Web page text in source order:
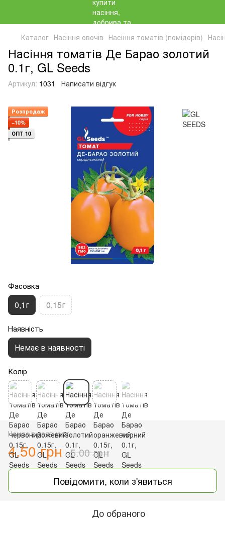
Каталог Насіння овочів Насіння томатів (помідорів)
Насіння томатів Де Барао золотий
0.1г, GL Seeds
Артикул: 1031 Написати відгук
Розпродаж
−10%
ОПТ 10
Фасовка
0,1г 0,15г
Наявність
Немає в наявності
Колір
Немає в наявності
4.50 грн 5.00 грн
Повідомити, коли з'явиться
До обраного